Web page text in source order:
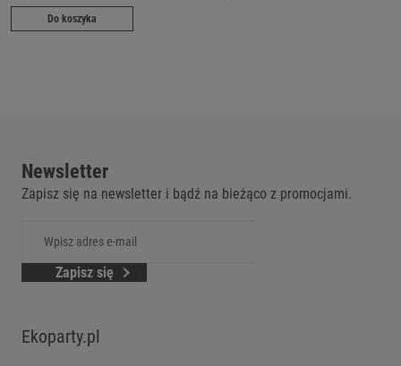
Do koszyka
Newsletter
Zapisz się na newsletter i bądź na bieżąco z promocjami.
Zapisz się
Ekoparty.pl